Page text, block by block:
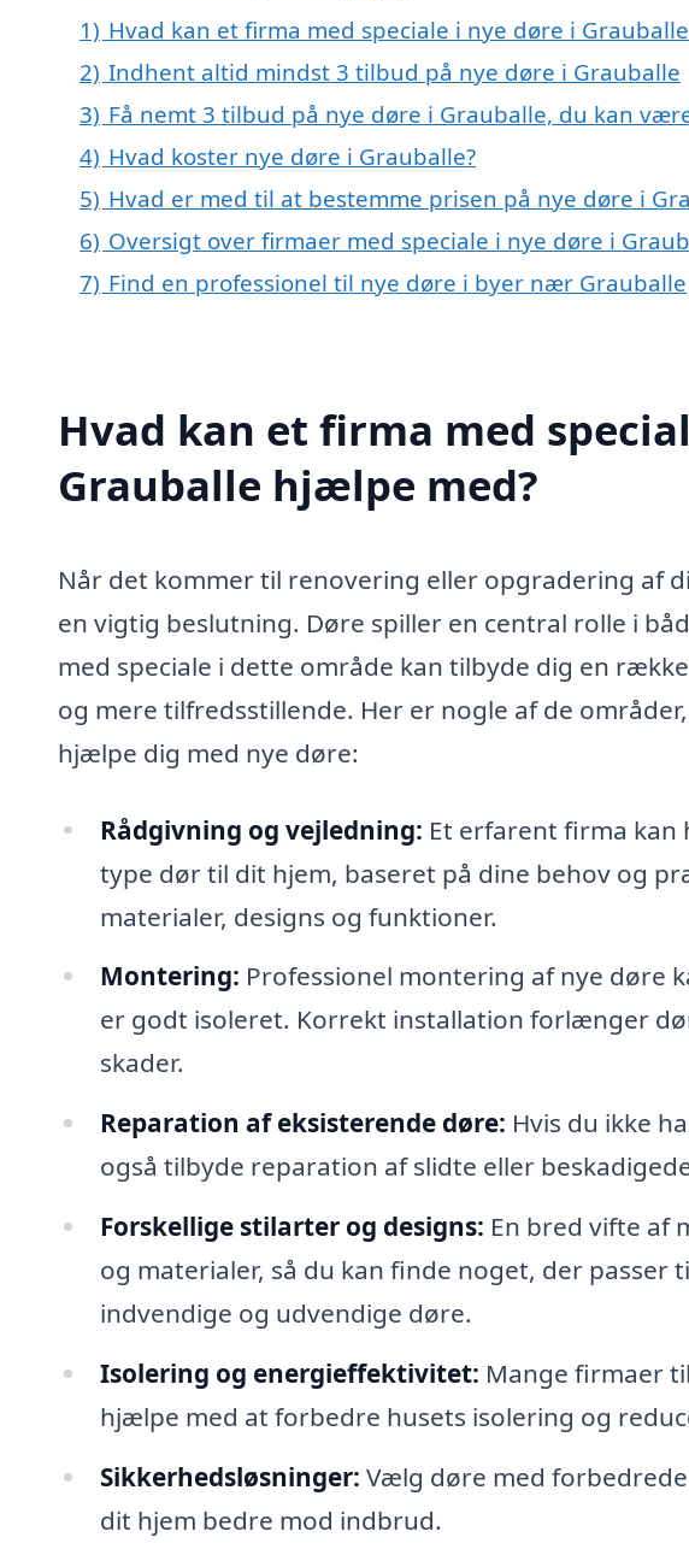
1) Hvad kan et firma med speciale i nye døre i
2) Indhent altid mindst 3 tilbud på nye døre i Grauballe
3) Få nemt 3 tilbud på nye døre i Grauballe, du kan
4) Hvad koster nye døre i Grauballe?
5) Hvad er med til at bestemme prisen på nye døre i
6) Oversigt over firmaer med speciale i nye døre i
7) Find en professionel til nye døre i byer nær Grauballe
Hvad kan et firma med
Grauballe hjælpe med?
Når det kommer til renovering eller opgradering af
en vigtig beslutning. Døre spiller en central rolle i
med speciale i dette område kan tilbyde dig en
og mere tilfredsstillende. Her er nogle af de
hjælpe dig med nye døre:
Rådgivning og vejledning: Et erfarent firma
type dør til dit hjem, baseret på dine behov og
materialer, designs og funktioner.
Montering: Professionel montering af nye døre
er godt isoleret. Korrekt installation forlænger
skader.
Reparation af eksisterende døre: Hvis du ikke
også tilbyde reparation af slidte eller
Forskellige stilarter og designs: En bred vifte af
og materialer, så du kan finde noget, der passer
indvendige og udvendige døre.
Isolering og energieffektivitet: Mange firmaer
hjælpe med at forbedre husets isolering og
Sikkerhedsløsninger: Vælg døre med
dit hjem bedre mod indbrud.